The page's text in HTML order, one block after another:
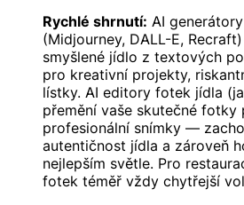
Rychlé shrnutí: AI
(Midjourney, DALL-E,
smyšlené jídlo z textových
pro kreativní projekty,
lístky. AI editory fotek jídla
přemění vaše skutečné fotky
profesionální snímky —
autentičnost jídla a zároveň
nejlepším světle. Pro
fotek téměř vždy chytřejší